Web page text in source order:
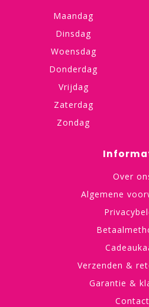
Maandag
Dinsdag
Woensdag
Donderdag
Vrijdag
Zaterdag
Zondag
Over
Algemene
Verzenden &
Garantie &
Contact